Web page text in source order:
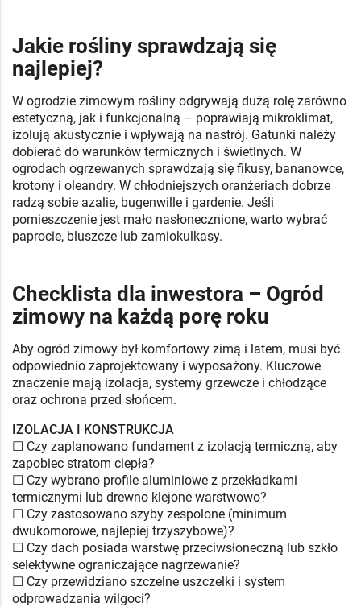
Jakie rośliny sprawdzają się
najlepiej?
W ogrodzie zimowym rośliny odgrywają dużą rolę zarówno
estetyczną, jak i funkcjonalną – poprawiają mikroklimat,
izolują akustycznie i wpływają na nastrój. Gatunki należy
dobierać do warunków termicznych i świetlnych. W
ogrodach ogrzewanych sprawdzają się fikusy, bananowce,
krotony i oleandry. W chłodniejszych oranżeriach dobrze
radzą sobie azalie, bugenwille i gardenie. Jeśli
pomieszczenie jest mało nasłonecznione, warto wybrać
paprocie, bluszcze lub zamiokulkasy.
Checklista dla inwestora – Ogród
zimowy na każdą porę roku
Aby ogród zimowy był komfortowy zimą i latem, musi być
odpowiednio zaprojektowany i wyposażony. Kluczowe
znaczenie mają izolacja, systemy grzewcze i chłodzące
oraz ochrona przed słońcem.
IZOLACJA I KONSTRUKCJA
☐ Czy zaplanowano fundament z izolacją termiczną, aby
zapobiec stratom ciepła?
☐ Czy wybrano profile aluminiowe z przekładkami
termicznymi lub drewno klejone warstwowo?
☐ Czy zastosowano szyby zespolone (minimum
dwukomorowe, najlepiej trzyszybowe)?
☐ Czy dach posiada warstwę przeciwsłoneczną lub szkło
selektywne ograniczające nagrzewanie?
☐ Czy przewidziano szczelne uszczelki i system
odprowadzania wilgoci?